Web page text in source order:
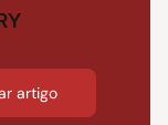
artigo